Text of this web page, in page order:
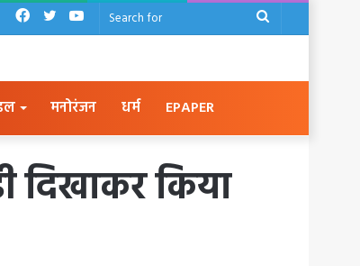
Search
YouTube
Twitter
Facebook
मनोरंजन धर्म EPAPER
दिखाकर किया